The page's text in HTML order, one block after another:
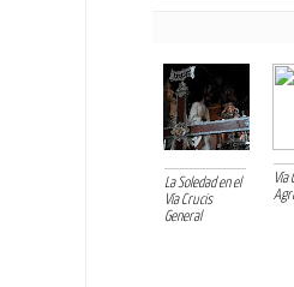
La Soledad en el
Vía Crucis
General
Vía